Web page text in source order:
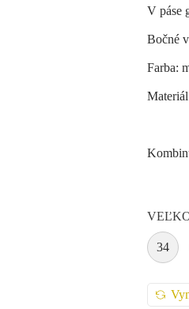
V páse
Bočné
Farba:
34